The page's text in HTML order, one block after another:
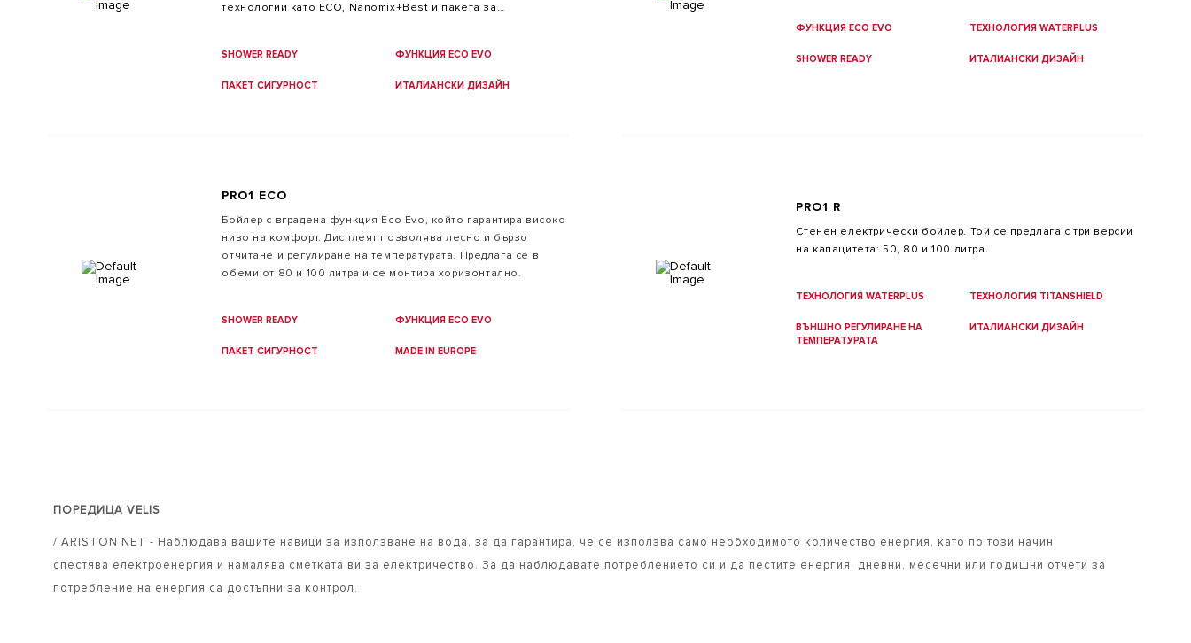
технологии като ECO, Nanomix+Best и пакета за
литра.
SHOWER READY ФУНКЦИЯ ECO EVO
ПАКЕТ СИГУРНОСТ ИТАЛИАНСКИ ДИЗАЙН
ФУНКЦИЯ ECO EVO ТЕХНОЛОГИЯ WATERPLUS
SHOWER READY ИТАЛИАНСКИ ДИЗАЙН
PRO1 ECO
Бойлер с вградена функция Eco Evo, който гарантира високо
ниво на комфорт. Дисплеят позволява лесно и бързо
отчитане и регулиране на температурата. Предлага се в
обеми от 80 и 100 литра и се монтира хоризонтално.
SHOWER READY ФУНКЦИЯ ECO EVO
ПАКЕТ СИГУРНОСТ MADE IN EUROPE
PRO1 R
Стенен електрически бойлер. Той се предлага с три версии
на капацитета: 50, 80 и 100 литра.
ТЕХНОЛОГИЯ WATERPLUS ТЕХНОЛОГИЯ TITANSHIELD
ВЪНШНО РЕГУЛИРАНЕ НА
ТЕМПЕРАТУРАТА
ИТАЛИАНСКИ ДИЗАЙН
ПОРЕДИЦА VELIS
/ ARISTON NET - Наблюдава вашите навици за използване на вода, за да гарантира, че се използва само необходимото количество енергия, като по този начин
спестява електроенергия и намалява сметката ви за електричество. За да наблюдавате потреблението си и да пестите енергия, дневни, месечни или годишни отчети за
потребление на енергия са достъпни за контрол.